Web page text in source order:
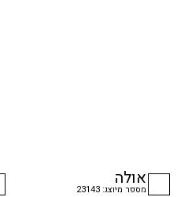
אולה
מספר מיוצג: 23143